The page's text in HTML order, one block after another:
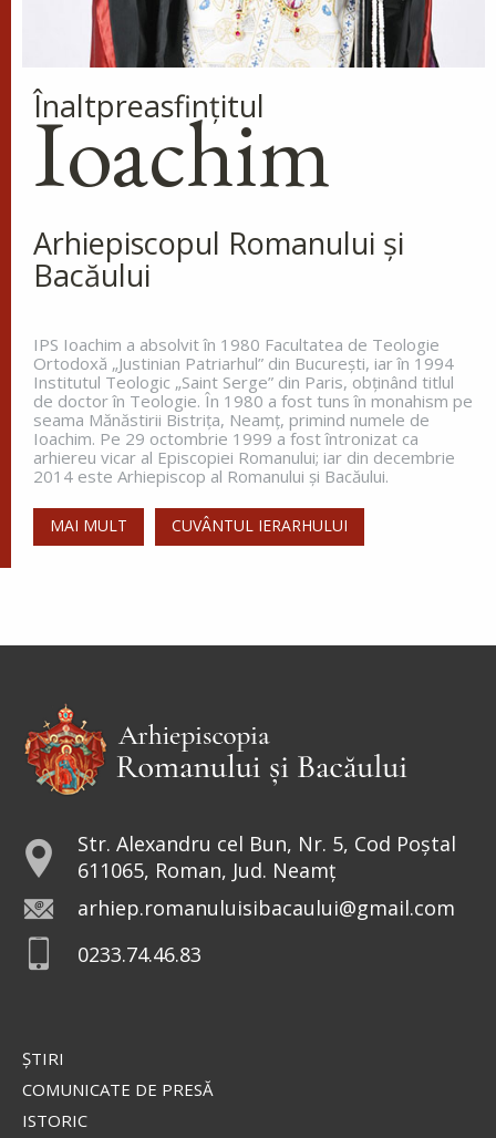
Sfântul Cuvios Mucenic
Dometie Persul
Cuviosul Dometie intrând într-o
peșteră, petrecea acolo săvârșind
multe minuni cu numele lui
veneau la dânsul și îi aducea de...
Sfântul Cuvios Nicanor s-a născut
în anul 1491, în Tesalonic. Părinții
săi, Ioan și Maria, doi credincioși
înstăriți, au întâmpinat mari
greutăți în a dobândi prunci....
Sfânta Irina,
de bărbați, sfânta a avut curajul să
Sfântul Sfinţit Mucenic Narcis,
Cinstirea Sfintei Icoane a
îmbrăcată într-o mantie roșie strălucitoare și un
Înaltpreasfinţitul
Ioachim
Arhiepiscopul Romanului și
Bacăului
IPS Ioachim a absolvit în 1980 Facultatea de Teologie
Ortodoxă „Justinian Patriarhul” din Bucureşti, iar în 1994
Institutul Teologic „Saint Serge” din Paris, obţinând titlul
de doctor în Teologie. În 1980 a fost tuns în monahism pe
seama Mănăstirii Bistriţa, Neamţ, primind numele de
Ioachim. Pe 29 octombrie 1999 a fost întronizat ca
arhiereu vicar al Episcopiei Romanului; iar din decembrie
2014 este Arhiepiscop al Romanului și Bacăului.
MAI MULT CUVÂNTUL IERARHULUI
Str. Alexandru cel Bun, Nr. 5, Cod Poștal
611065, Roman, Jud. Neamț
arhiep.romanuluisibacaului@gmail.com
0233.74.46.83
ŞTIRI
COMUNICATE DE PRESĂ
ISTORIC